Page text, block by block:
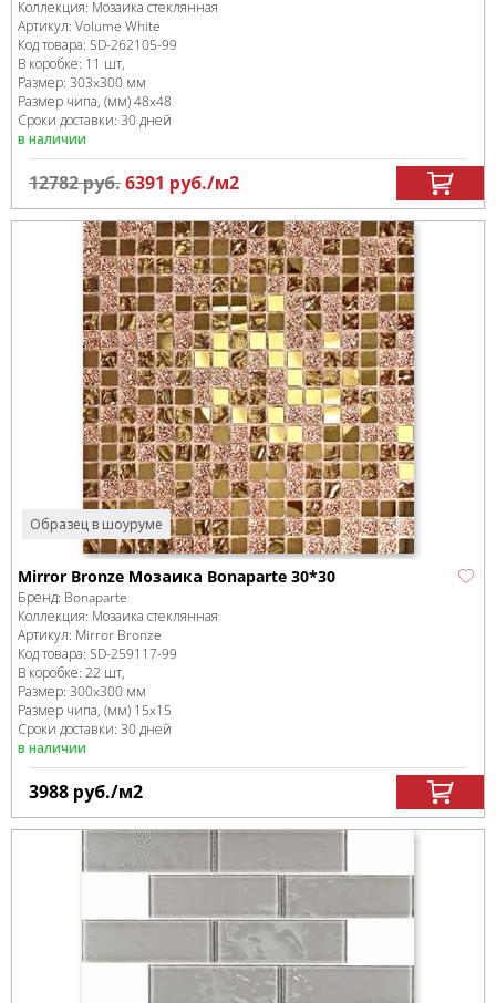
Коллекция: Мозаика стеклянная
Артикул: Volume White
Код товара: SD-262105-99
В коробке: 11 шт,
Размер: 303x300 мм
Размер чипа, (мм)48x48
Сроки доставки: 30 дней
в наличии
12782руб.6391 руб./м2
Образец в шоуруме
Mirror Bronze Мозаика Bonaparte 30*30
Бренд: Bonaparte
Коллекция: Мозаика стеклянная
Артикул: Mirror Bronze
Код товара: SD-259117-99
В коробке: 22 шт,
Размер: 300x300 мм
Размер чипа, (мм) 15x15
Сроки доставки: 30 дней
в наличии
3988 руб./м2